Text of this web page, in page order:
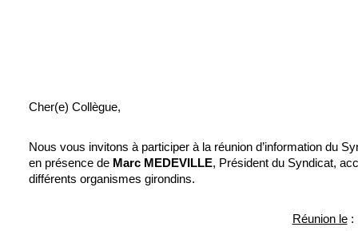
Cher(e) Collègue,
Nous vous invitons à participer à la réunion d’information du
en présence de Marc MEDEVILLE, Président du Syndicat,
différents organismes girondins.
Réunion le: